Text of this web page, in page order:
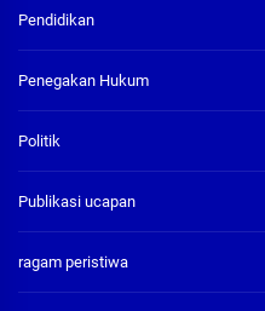
Pendidikan
Penegakan Hukum
Politik
Publikasi ucapan
ragam peristiwa